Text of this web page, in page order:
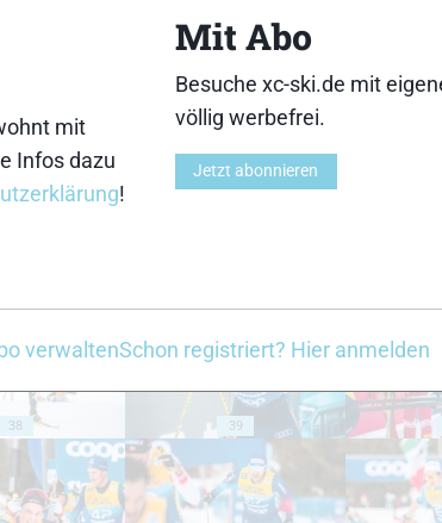
29
38 39
mit
Infos dazu
!
Mit Abo
Besuche xc-ski.de mit
völlig werbefrei.
Jetzt abonnieren
verwaltenSchon registriert? Hier anmelden